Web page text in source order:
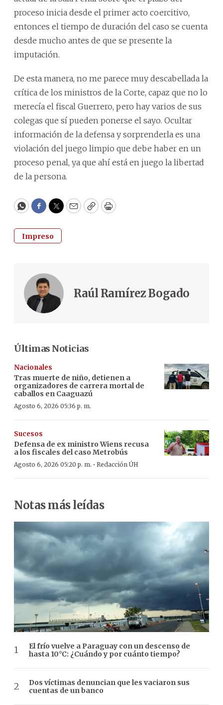
proceso inicia desde el primer acto coercitivo,
entonces el tiempo de duración del caso se cuenta
desde mucho antes de que se presente la
imputación.
De esta manera, no me parece muy descabellada la
crítica de los ministros de la Corte, capaz que no lo
merecía el fiscal Guerrero, pero hay varios de sus
colegas que sí pueden ponerse el sayo. Ocultar
información de la defensa y sorprenderla es una
violación del juego limpio que debe haber en un
proceso penal, ya que ahí está en juego la libertad
de la persona.
WhatsApp
Facebook
Twitter
EmailCopyPrint
Impreso
Raúl Ramírez Bogado
Últimas Noticias
Nacionales
Tras muerte de niño, detienen a
organizadores de carrera mortal de
caballos en Caaguazú
Agosto 6, 2026 05:36 p. m.
Sucesos
Defensa de ex ministro Wiens recusa
a los fiscales del caso Metrobús
Agosto 6, 2026 05:20 p. m. · Redacción ÚH
Notas más leídas
El frío vuelve a Paraguay con un descenso de
hasta 10°C: ¿Cuándo y por cuánto tiempo?
Dos víctimas denuncian que les vaciaron sus
cuentas de un banco